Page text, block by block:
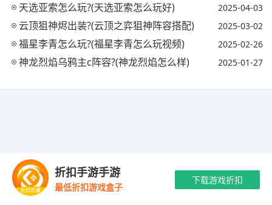
天选亚索怎么玩?(天选亚索怎么玩好) 2025-04-03
云顶狙神烬出装?(云顶之弈狙神阵容搭配) 2025-03-02
福星李青怎么玩?(福星李青怎么玩视频) 2025-02-26
神龙烈焰乌鸦主c阵容?(神龙烈焰怎么样) 2025-01-27
折扣手游手游
最低折扣游戏盒子
下载游戏折扣
Copyright © 2021-2035 优手游 版权所有 网站备案号：
2024042416号-1抵制不良游戏 拒绝盗版游戏 注意自我保护 谨防受骗上
当 适度游戏益脑 沉迷游戏伤身 合理安排时间
最新资讯